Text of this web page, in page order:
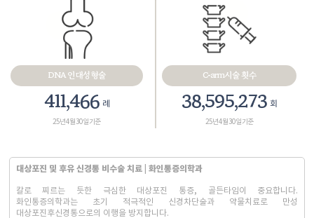
DNA 인대성형술
467,575례
25년 4월 30일 기준
C-arm시술 횟수
43,858,265 회
25년 4월 30일 기준
대상포진 및 후유 신경통 비수술 치료 | 화인통증의학과
칼로 찌르는 듯한 극심한 대상포진 통증, 골든타임이 중요합니다.
화인통증의학과는 초기 적극적인 신경차단술과 약물치료로 만성
대상포진후신경통으로의 이행을 방지합니다.